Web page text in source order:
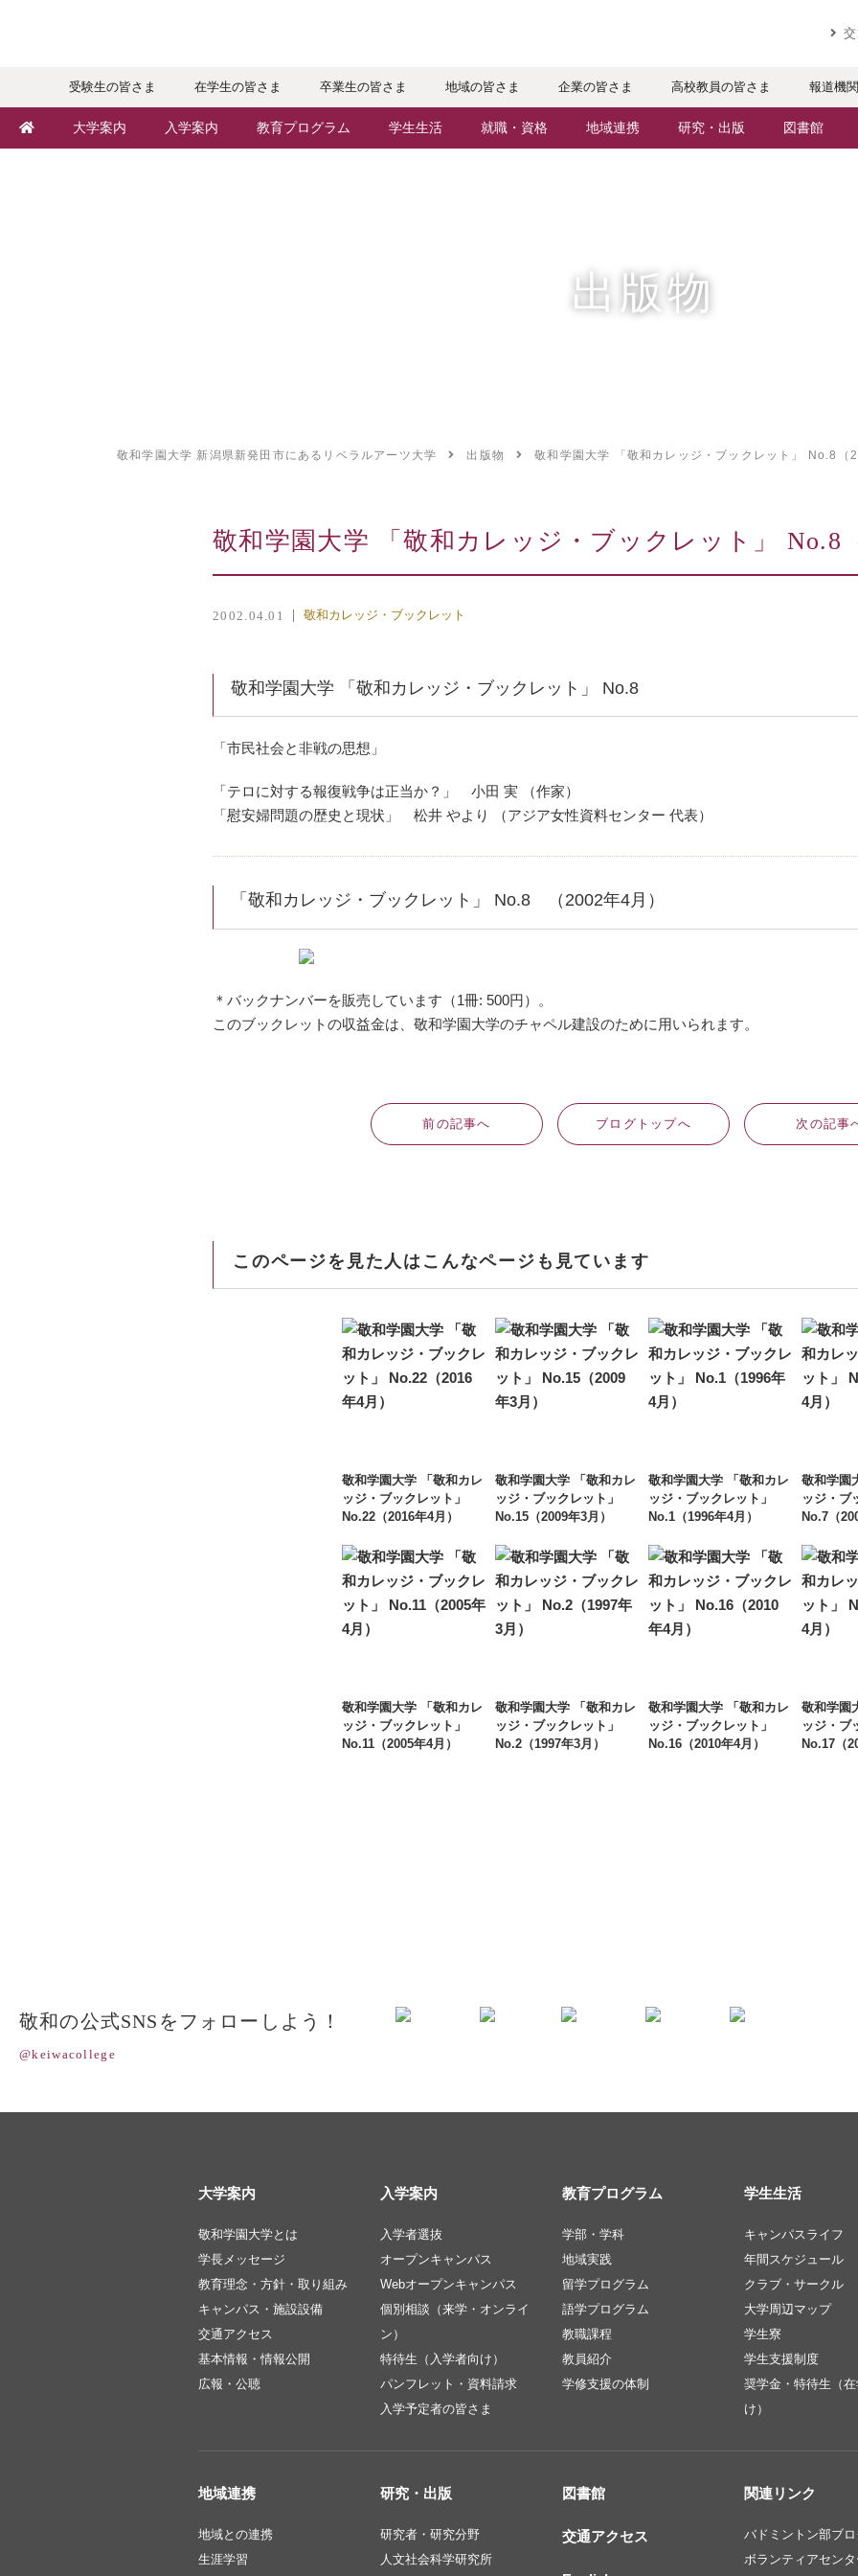
受験生の皆さま 在学生の皆さま 卒業生の皆さま 地域の皆さま 企業の皆さま 高校教員の皆さま 報道機
大学案内 入学案内 教育プログラム 学生生活 就職・資格 地域連携
社会人・シニア入学
研究・出版
研究論文
図書館
出版物
敬和学園大学 新潟県新発田市にあるリベラルアーツ大学 出版物 敬和学園大学 「敬和カレッジ・ブックレット」 No.8（
敬和学園大学 「敬和カレッジ・ブックレット」 No.8
2002.04.01 敬和カレッジ・ブックレット
敬和学園大学 「敬和カレッジ・ブックレット」 No.8
「市民社会と非戦の思想」
「テロに対する報復戦争は正当か？」 小田 実 （作家）
「慰安婦問題の歴史と現状」 松井 やより （アジア女性資料センター 代表）
「敬和カレッジ・ブックレット」 No.8 （2002年4月）
＊バックナンバーを販売しています（1冊: 500円）。
このブックレットの収益金は、敬和学園大学のチャペル建設のために用いられます。
前の記事へ ブログ トップへ 次 の記事
このページを見た人はこんなページも見ています
敬和学園大学 「敬和カレ
ッジ・ブックレット」
No.22（2016年4月）
敬和学園大学 「敬和カレ
ッジ・ブックレット」
No.15（2009年3月）
敬和学園大学 「敬和カレ
ッジ・ブックレット」
No.1（1996年4月）
敬和学園
ッジ・ブ
No.7（
敬和学園大学 「敬和カレ
ッジ・ブックレット」
No.11（2005年4月）
敬和学園大学 「敬和カレ
ッジ・ブックレット」
No.2（1997年3月）
敬和学園大学 「敬和カレ
ッジ・ブックレット」
No.16（2010年4月）
敬和学園
ッジ・ブ
No.17（
敬和の公式SNSをフォローしよう！
@keiwacollege
大学案内
敬和学園大学とは
学長メッセージ
教育理念・方針・取り組み
キャンパス・施設設備
交通アクセス
基本情報・情報公開
広報・公聴
入学案内
入学者選抜
オープンキャンパス
Webオープンキャンパス
個別相談（来学・オンライ
ン）
特待生（入学者向け）
パンフレット・資料請求
入学予定者の皆さま
教育プログラム
学部・学科
地域実践
留学プログラム
語学プログラム
教職課程
教員紹介
学修支援の体制
学生生活
キャンパスライフ
年間スケジュール
クラブ・サークル
大学周辺マップ
学生寮
学生支援制度
奨学金・特待生（
け）
地域連携
地域との連携
生涯学習
研究・出版
研究者・研究分野
人文社会科学研究所
図書館
交通アクセス
関連リンク
バドミントン部ブ
ボランティアセン